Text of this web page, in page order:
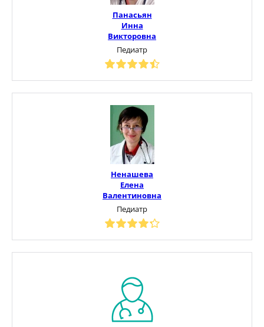
Панасьян
Инна
Викторовна
Педиатр
Ненашева
Елена
Валентиновна
Педиатр